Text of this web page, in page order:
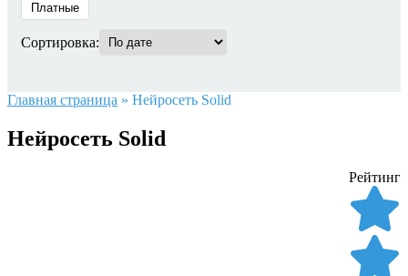
Платные
Сортировка:
Главная страница » Нейросеть Solid
Нейросеть Solid
Рейтинг